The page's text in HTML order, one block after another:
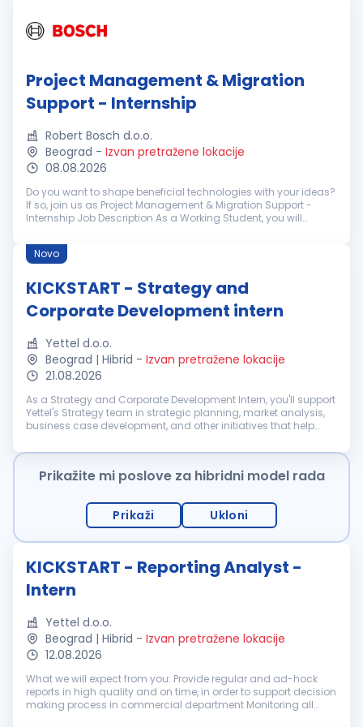
Project Management & Migration
Support - Internship
Robert Bosch d.o.o.
Beograd - Izvan pretražene lokacije
08.08.2026
Do you want to shape beneficial technologies with your ideas?
If so, join us as Project Management & Migration Support -
Internship Job Description As a Working Student, you will
Novo
KICKSTART - Strategy and
Corporate Development intern
Yettel d.o.o.
Beograd | Hibrid - Izvan pretražene lokacije
21.08.2026
As a Strategy and Corporate Development Intern, you'll support
Yettel's Strategy team in strategic planning, market analysis,
business case development, and other initiatives that help
will...
Prikažite mi poslove za hibridni model rada
Prikaži Ukloni
KICKSTART - Reporting Analyst -
Intern
Yettel d.o.o.
Beograd | Hibrid - Izvan pretražene lokacije
12.08.2026
What we will expect from you: Provide regular and ad-hock
reports in high quality and on time, in order to support decision
making process in commercial department Monitoring all